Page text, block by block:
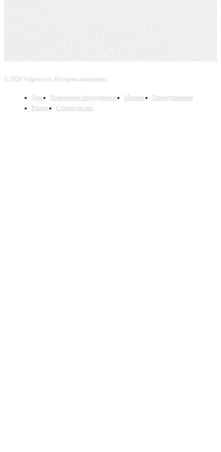
© 2026 Valgroup.ru. Все права защищены.
Дом Инженерное оборудование Монтаж
Проектирование
Разное
Строительство